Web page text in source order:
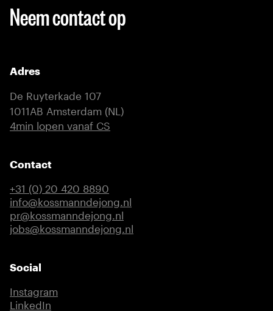
Neem contact op
Adres
De Ruyterkade 107
1011AB Amsterdam (NL)
(externe link)
4min lopen vanaf CS
Contact
+31 (0) 20 420 8890
info@kossmanndejong.nl
pr@kossmanndejong.nl
jobs@kossmanndejong.nl
Social
Instagram
LinkedIn